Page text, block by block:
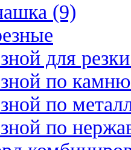
(9)
для
по
по
по